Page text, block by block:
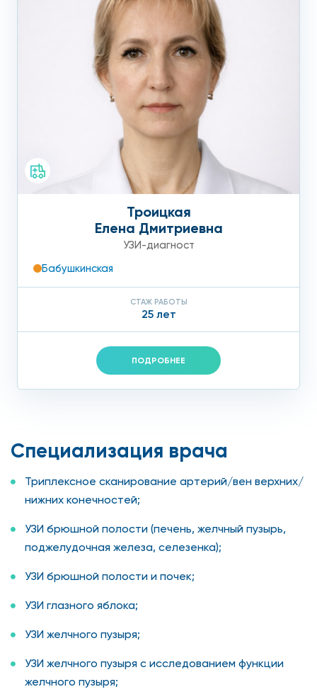
Троицкая
Елена Дмитриевна
УЗИ-диагност
Бабушкинская
СТАЖ РАБОТЫ
25 лет
ПОДРОБНЕЕ
Специализация врача
Триплексное сканирование артерий/вен верхних/
нижних конечностей;
УЗИ брюшной полости (печень, желчный пузырь,
поджелудочная железа, селезенка);
УЗИ брюшной полости и почек;
УЗИ глазного яблока;
УЗИ желчного пузыря;
УЗИ желчного пузыря с исследованием функции
желчного пузыря;